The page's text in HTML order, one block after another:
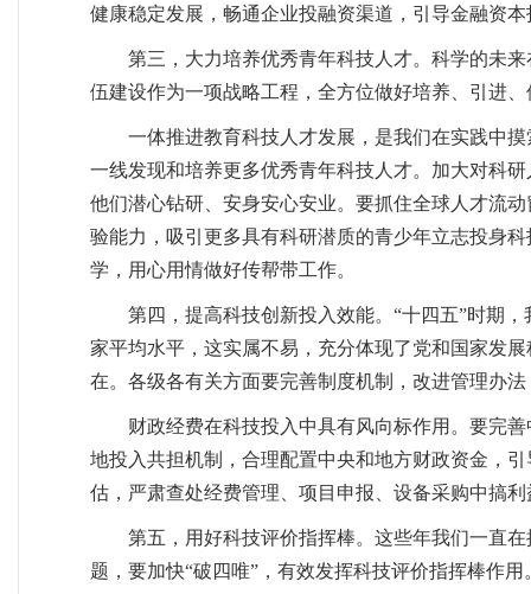
健康稳定发展，畅通企业投融资渠道，引导金融资
第三，大力培养优秀青年科技人才。科学的未
伍建设作为一项战略工程，全方位做好培养、引进
一体推进教育科技人才发展，是我们在实践中
一线发现和培养更多优秀青年科技人才。加大对科
他们潜心钻研、安身安心安业。要抓住全球人才流
验能力，吸引更多具有科研潜质的青少年立志投身
学，用心用情做好传帮带工作。
第四，提高科技创新投入效能。“十四五”时期
家平均水平，这实属不易，充分体现了党和国家发
在。各级各有关方面要完善制度机制，改进管理办
财政经费在科技投入中具有风向标作用。要完
地投入共担机制，合理配置中央和地方财政资金，
估，严肃查处经费管理、项目申报、设备采购中搞
第五，用好科技评价指挥棒。这些年我们一直
题，要加快“破四唯”，有效发挥科技评价指挥棒作用